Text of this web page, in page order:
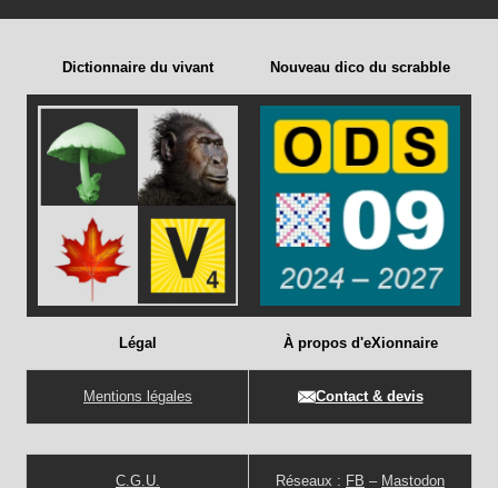
Dictionnaire du vivant Nouveau dico du scrabble
Légal
Mentions légales
C.G.U.
À propos d'eXionnaire
Contact & devis
Réseaux : FB – Mastodon